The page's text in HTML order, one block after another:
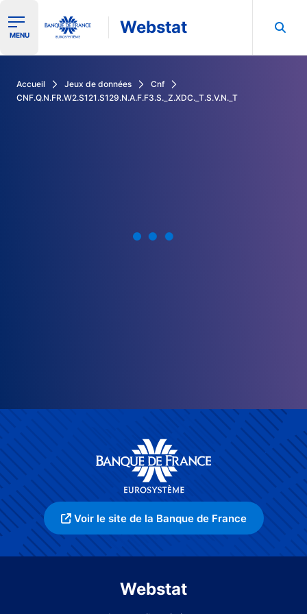
Ouvrir le menu de navigation
MENU Webstat
Accueil Jeux de données
Cnf
CNF.Q.N.FR.W2.S121.S129.N.A.F.F3.S._Z.XDC._T.S.V.N._T
Voir le site de la Banque de France
Webstat